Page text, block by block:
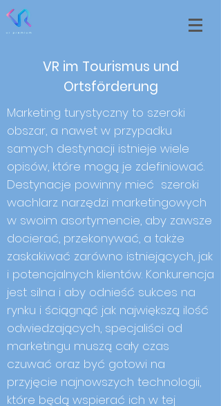
VR im Tourismus und
Ortsförderung
Marketing turystyczny to szeroki
obszar, a nawet w przypadku
samych destynacji istnieje wiele
opisów, które mogą je zdefiniować.
Destynacje powinny mieć szeroki
wachlarz narzędzi marketingowych
w swoim asortymencie, aby zawsze
docierać, przekonywać, a także
zaskakiwać zarówno istniejących, jak
i potencjalnych klientów. Konkurencja
jest silna i aby odnieść sukces na
rynku i ściągnąć jak największą ilość
odwiedzających, specjaliści od
marketingu muszą cały czas
czuwać oraz być gotowi na
przyjęcie najnowszych technologii,
które będą wspierać ich w tej